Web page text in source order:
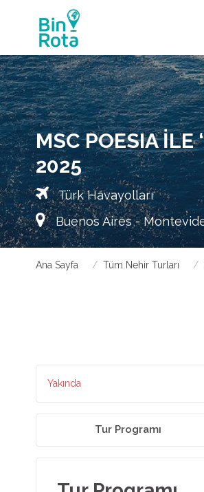
MSC POESIA İLE
2025
Türk Havayolları
Buenos Aires -
Ana Sayfa Tüm Nehir Turları
Yakında
Tur Programı